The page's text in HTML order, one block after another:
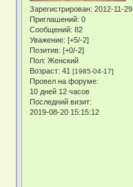
Зарегистрирован: 2012-11-29
Приглашений: 0
Сообщений: 82
Уважение: [+5/-2]
Позитив: [+0/-2]
Пол: Женский
Возраст: 41[1985-04-17]
Провел на форуме:
10 дней 12 часов
Последний визит:
2019-08-20 15:15:12